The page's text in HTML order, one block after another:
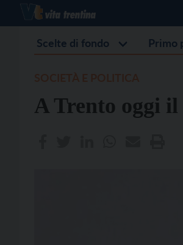
Scelte di fondo Primo
A Trento oggi